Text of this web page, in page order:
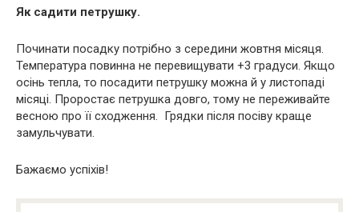
Як садити петрушку.
Починати посадку потрібно з середини жовтня місяця.
Температура повинна не перевищувати +3 градуси. Якщо
осінь тепла, то посадити петрушку можна й у листопаді
місяці. Проростає петрушка довго, тому не переживайте
весною про її сходження. Грядки після посіву краще
замульчувати.
Бажаємо успіхів!